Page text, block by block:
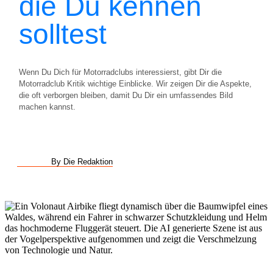
solltest
Wenn Du Dich für Motorradclubs interessierst, gibt Dir die
Motorradclub Kritik wichtige Einblicke. Wir zeigen Dir die Aspekte,
die oft verborgen bleiben, damit Du Dir ein umfassendes Bild
machen kannst.
By Die Redaktion